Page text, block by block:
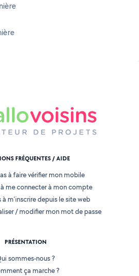
FRÉQUENTES / AIDE
à faire vérifier mon mobile
à me connecter à mon compte
à m'inscrire depuis le site web
/ modifier mon mot de passe
PRÉSENTATION
sommes-nous ?
ça marche ?